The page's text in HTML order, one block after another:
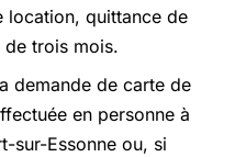
location, quittance de
trois mois.
demande de carte de
en personne à
sur-Essonne ou, si